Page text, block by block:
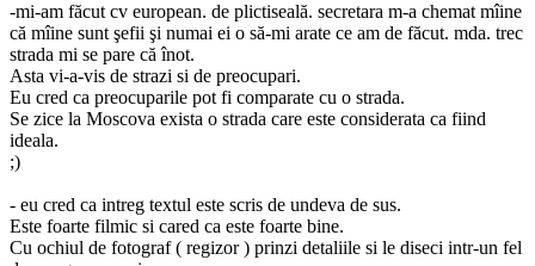
-mi-am făcut cv european. de plictiseală. secretara m-a chemat mîine
că mîine sunt şefii şi numai ei o să-mi arate ce am de făcut. mda. trec
strada mi se pare că înot.
Asta vi-a-vis de strazi si de preocupari.
Eu cred ca preocuparile pot fi comparate cu o strada.
Se zice la Moscova exista o strada care este considerata ca fiind
ideala.
;)
- eu cred ca intreg textul este scris de undeva de sus.
Este foarte filmic si cared ca este foarte bine.
Cu ochiul de fotograf ( regizor ) prinzi detaliile si le diseci intr-un fel